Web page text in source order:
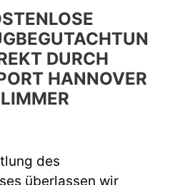
DURCH
HANNOVER
LIMMER
des
überlassen wir